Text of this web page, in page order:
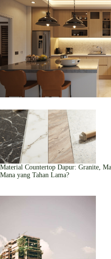
Material Countertop Dapur: Granite,
Mana yang Tahan Lama?